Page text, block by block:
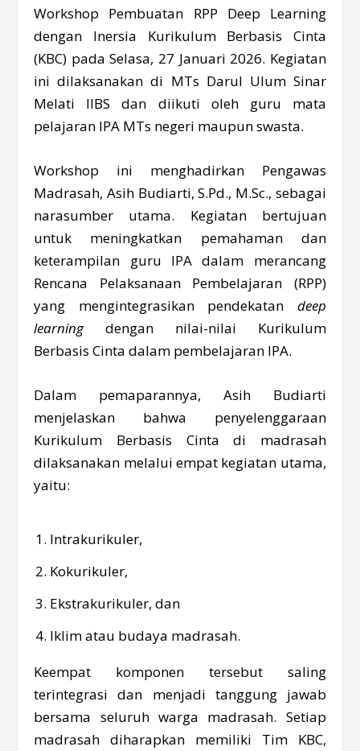
Workshop Pembuatan RPP Deep Learning
dengan Inersia Kurikulum Berbasis Cinta
(KBC) pada Selasa, 27 Januari 2026. Kegiatan
ini dilaksanakan di MTs Darul Ulum Sinar
Melati IIBS dan diikuti oleh guru mata
pelajaran IPA MTs negeri maupun swasta.
Workshop ini menghadirkan Pengawas
Madrasah, Asih Budiarti, S.Pd., M.Sc., sebagai
narasumber utama. Kegiatan bertujuan
untuk meningkatkan pemahaman dan
keterampilan guru IPA dalam merancang
Rencana Pelaksanaan Pembelajaran (RPP)
yang mengintegrasikan pendekatan deep
learningdengan nilai-nilai Kurikulum
Berbasis Cinta dalam pembelajaran IPA.
Dalam pemaparannya, Asih Budiarti
menjelaskan bahwa penyelenggaraan
Kurikulum Berbasis Cinta di madrasah
dilaksanakan melalui empat kegiatan utama,
yaitu:
Intrakurikuler,
Kokurikuler,
Ekstrakurikuler, dan
Iklim atau budaya madrasah.
Keempat komponen tersebut saling
terintegrasi dan menjadi tanggung jawab
bersama seluruh warga madrasah. Setiap
madrasah diharapkan memiliki Tim KBC,